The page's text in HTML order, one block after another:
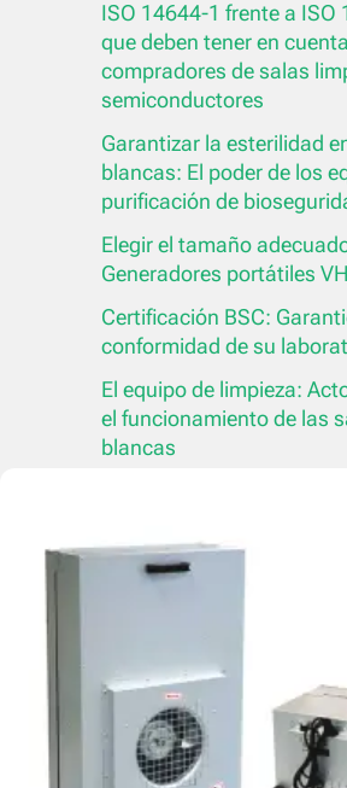
ISO 14644-1 frente a ISO
que deben tener en
compradores de salas
semiconductores
Garantizar la esterilidad
blancas: El poder de los
purificación de
Elegir el tamaño
Generadores portátiles
Certificación BSC:
conformidad de su
El equipo de limpieza:
el funcionamiento de las
blancas